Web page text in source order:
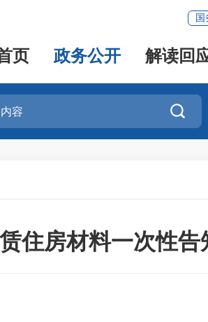
国
页 政务公开 解读回

住房材料一次性告